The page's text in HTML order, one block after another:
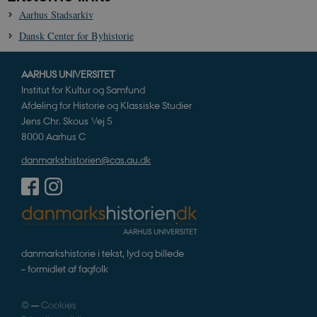
Aarhus Stadsarkiv
Dansk Center for Byhistorie
AARHUS UNIVERSITET
Institut for Kultur og Samfund
Afdeling for Historie og Klassiske Studier
Jens Chr. Skous Vej 5
8000 Aarhus C
danmarkshistorien@cas.au.dk
danmarkshistorie i tekst, lyd og billede
– formidlet af fagfolk
©—Cookies
Nødvendige cookies hjælper med at gøre
grundlæggende funktioner som navigation mm.
Hjemmesiden kan ikke fungerer uden disse
be_typo_user
TYPO3 Association
sp_t
Spotify Inc.
.spotify.com
sp_landing